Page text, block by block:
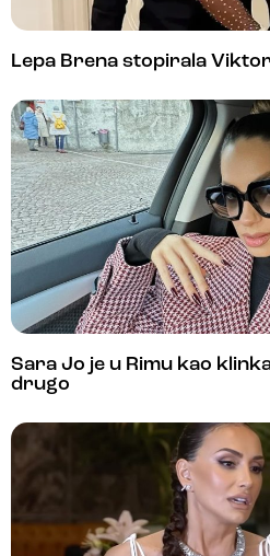
Lepa Brena stopirala
Sara Jo je u Rimu kao
drugo